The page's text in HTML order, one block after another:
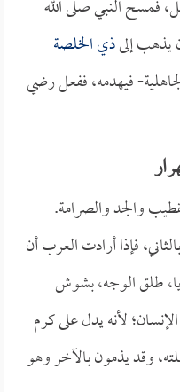
فمسح النبي صلى الله
يذهب إلىذي الخلصة
فيهدمه، ففعل رضي
والجد والصرامة.
فإذا أرادت العرب أن
طلق الوجه، بشوش
لأنه يدل على كرم
وقد يذمون بالآخر وهو